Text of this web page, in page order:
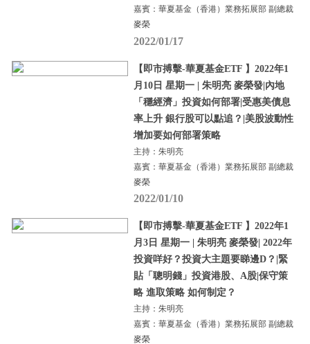
嘉賓：華夏基金（香港）業務拓展部 副總裁
麥榮
2022/01/17
【即市搏擊-華夏基金ETF 】2022年1
月10日 星期一 | 朱明亮 麥榮發|內地
「穩經濟」投資如何部署|受惠美債息
率上升 銀行股可以點追？|美股波動性
增加要如何部署策略
主持：朱明亮
嘉賓：華夏基金（香港）業務拓展部 副總裁
麥榮
2022/01/10
【即市搏擊-華夏基金ETF 】2022年1
月3日 星期一 | 朱明亮 麥榮發| 2022年
投資咩好？投資大主題要睇邊D？|緊
貼「聰明錢」投資港股、A股|保守策
略 進取策略 如何制定？
主持：朱明亮
嘉賓：華夏基金（香港）業務拓展部 副總裁
麥榮